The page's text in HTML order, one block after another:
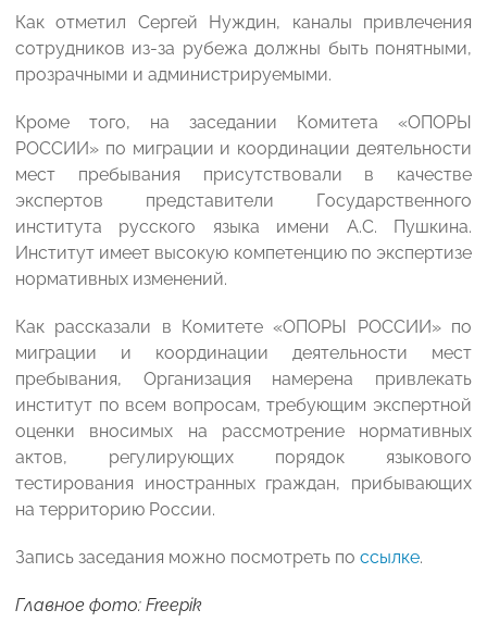
Как отметил Сергей Нуждин, каналы привлечения
сотрудников из-за рубежа должны быть понятными,
прозрачными и администрируемыми.
Кроме того, на заседании Комитета «ОПОРЫ
РОССИИ» по миграции и координации деятельности
мест пребывания присутствовали в качестве
экспертов представители Государственного
института русского языка имени А.С. Пушкина.
Институт имеет высокую компетенцию по экспертизе
нормативных изменений.
Как рассказали в Комитете «ОПОРЫ РОССИИ» по
миграции и координации деятельности мест
пребывания, Организация намерена привлекать
институт по всем вопросам, требующим экспертной
оценки вносимых на рассмотрение нормативных
актов, регулирующих порядок языкового
тестирования иностранных граждан, прибывающих
на территорию России.
Запись заседания можно посмотреть по ссылке.
Главное фото: Freepik